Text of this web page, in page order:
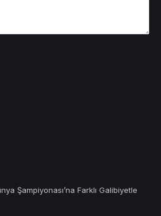
Şampiyonası’na Farklı Galibiyetle